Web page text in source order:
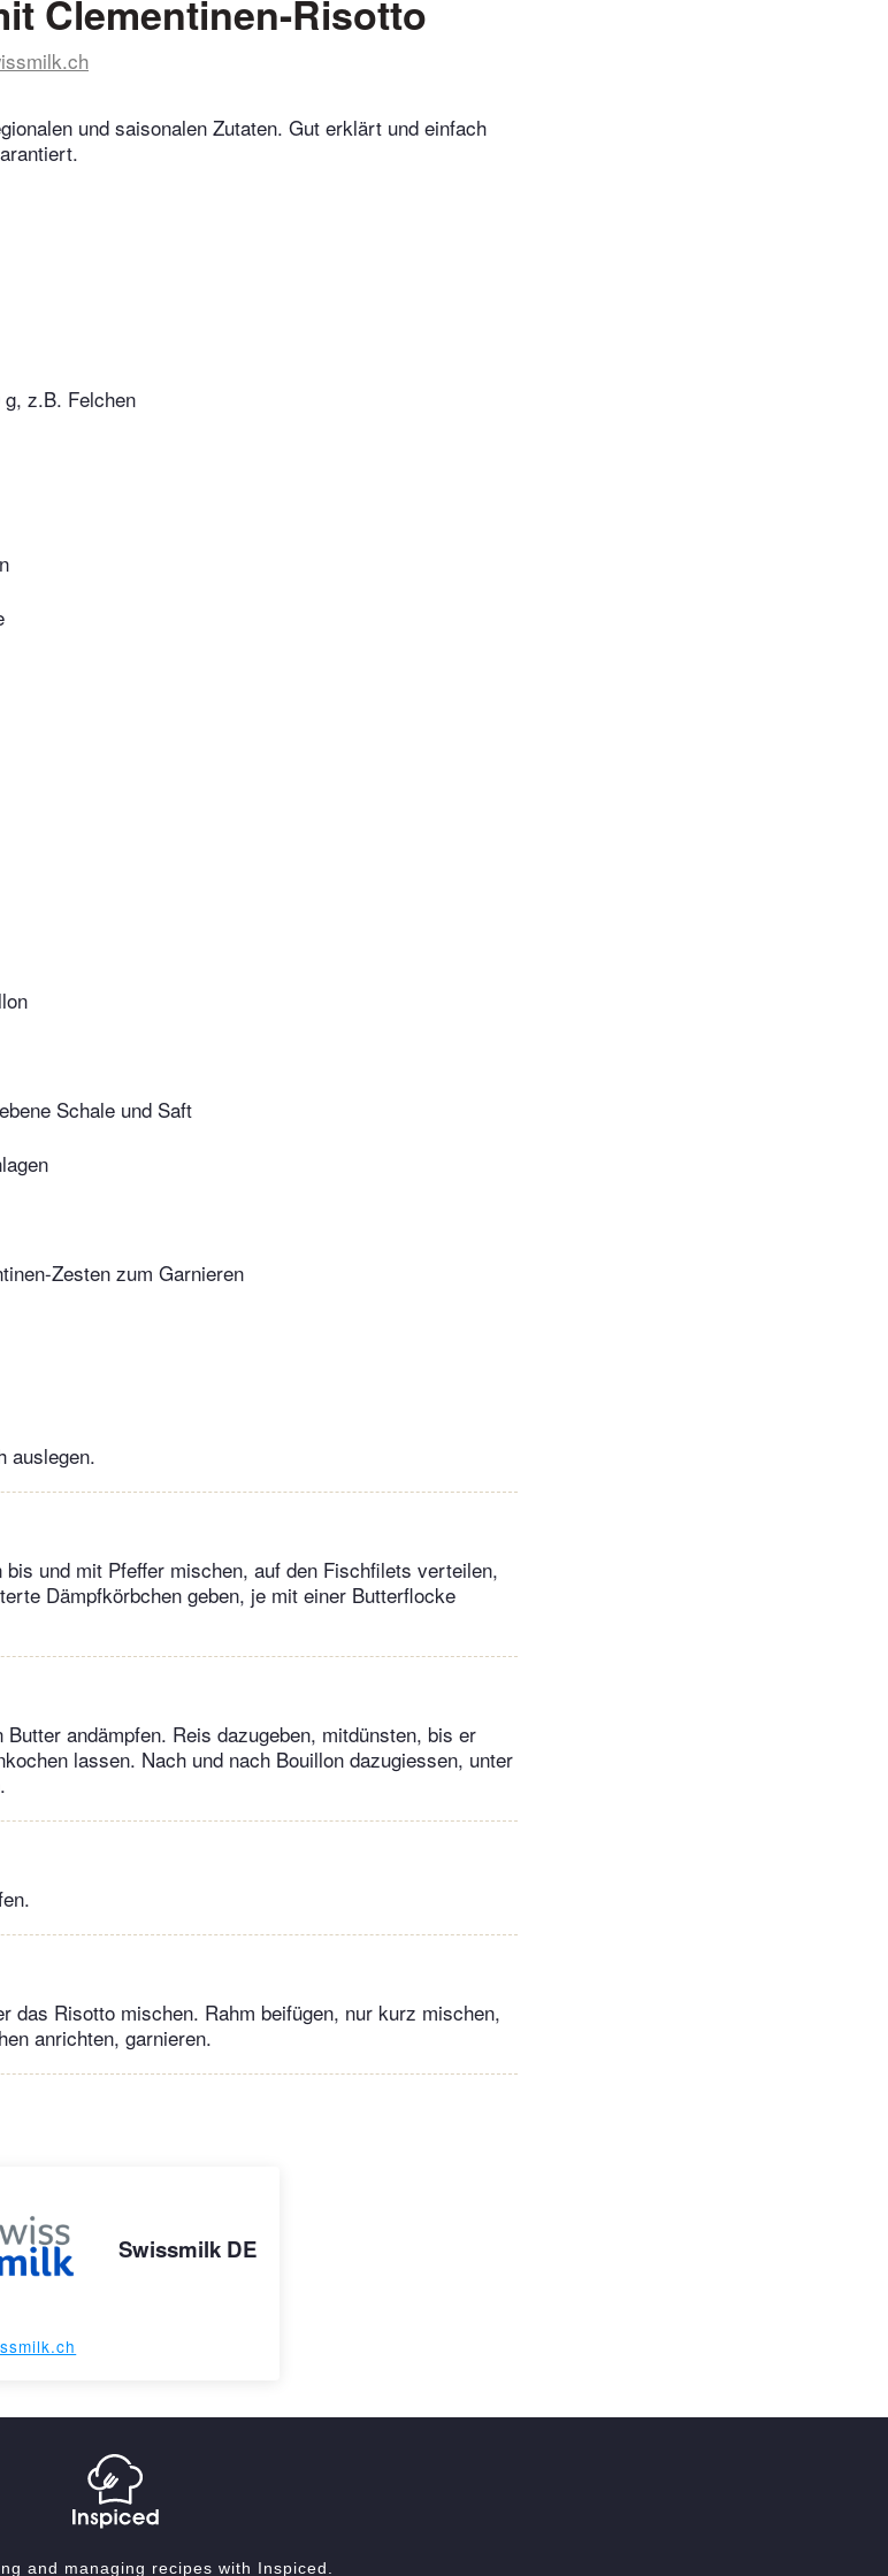
Clementinen-Risotto
und saisonalen Zutaten. Gut erklärt und einfach
z.B. Felchen
Schale und Saft
Zesten zum Garnieren
auslegen.
und mit Pfeffer mischen, auf den Fischfilets verteilen,
Dämpfkörbchen geben, je mit einer Butterflocke
andämpfen. Reis dazugeben, mitdünsten, bis er
lassen. Nach und nach Bouillon dazugiessen, unter
das Risotto mischen. Rahm beifügen, nur kurz mischen,
anrichten, garnieren.
Swissmilk DE
and managing recipes with Inspiced.